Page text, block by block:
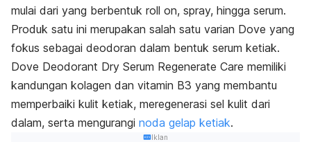
mulai dari yang berbentuk roll on, spray, hingga serum.
Produk satu ini merupakan salah satu varian Dove yang
fokus sebagai deodoran dalam bentuk serum ketiak.
Dove Deodorant Dry Serum Regenerate Care memiliki
kandungan kolagen dan vitamin B3 yang membantu
memperbaiki kulit ketiak, meregenerasi sel kulit dari
dalam, serta mengurangi noda gelap ketiak.
Iklan